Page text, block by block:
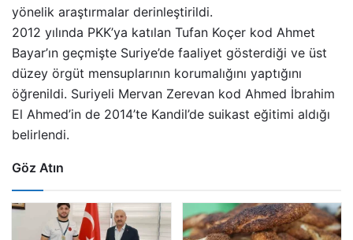
yönelik araştırmalar derinleştirildi.
2012 yılında PKK’ya katılan Tufan Koçer kod Ahmet
Bayar’ın geçmişte Suriye’de faaliyet gösterdiği ve üst
düzey örgüt mensuplarının korumalığını yaptığını
öğrenildi. Suriyeli Mervan Zerevan kod Ahmed İbrahim
El Ahmed’in de 2014’te Kandil’de suikast eğitimi aldığı
belirlendi.
Göz Atın